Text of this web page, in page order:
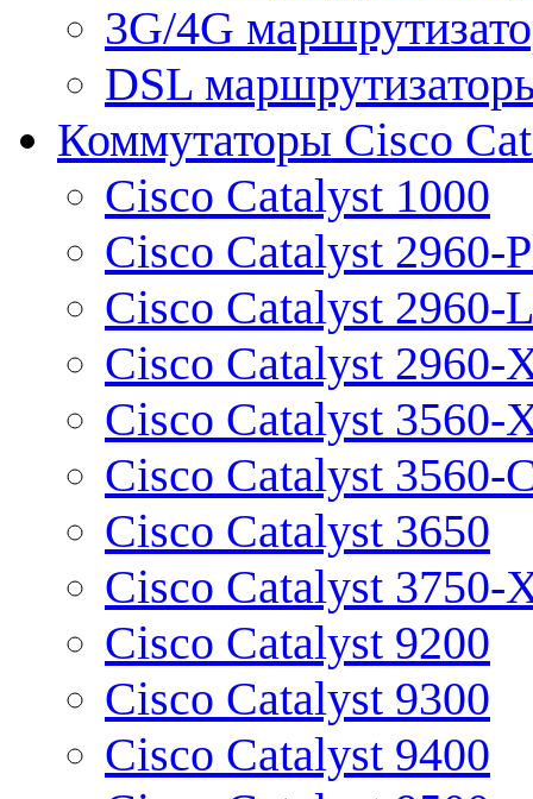
3G/4G
DSL
Коммутаторы Cisco
Cisco Catalyst 1000
Cisco Catalyst 2960-
Cisco Catalyst 2960-L
Cisco Catalyst 2960-
Cisco Catalyst 3560-
Cisco Catalyst 3560-
Cisco Catalyst 3650
Cisco Catalyst 3750-
Cisco Catalyst 9200
Cisco Catalyst 9300
Cisco Catalyst 9400